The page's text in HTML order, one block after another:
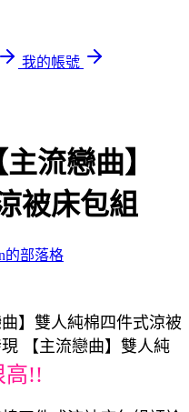
我的帳號
流戀曲】
被床包組
的部落格
】雙人純棉四件式涼被
【主流戀曲】雙人純
高!!